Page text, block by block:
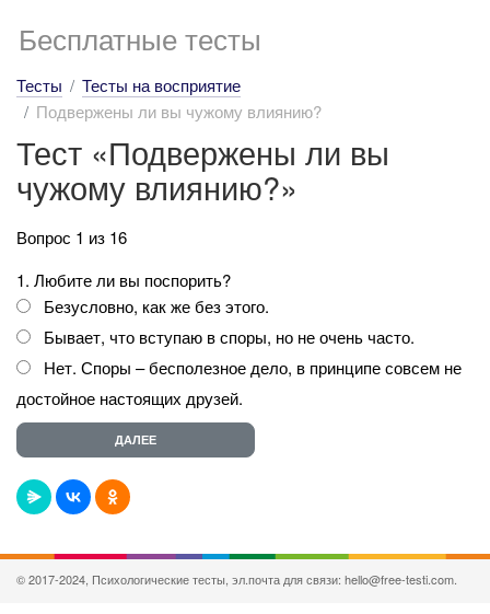
Бесплатные тесты
Тесты
Тесты на восприятие
Подвержены ли вы чужому влиянию?
Тест «Подвержены ли вы
чужому влиянию?»
Вопрос 1 из 16
1. Любите ли вы поспорить?
Безусловно, как же без этого.
Бывает, что вступаю в споры, но не очень часто.
Нет. Споры – бесполезное дело, в принципе совсем не
достойное настоящих друзей.
© 2017-2024, Психологические тесты, эл.почта для связи: hello@free-testi.com.